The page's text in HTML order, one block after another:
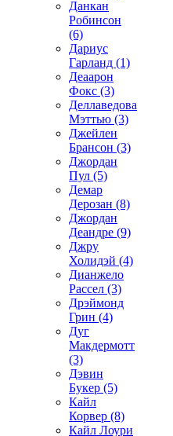
Данкан
Робинсон
(6)
Дариус
Гарланд (1)
Деаарон
Фокс (3)
Деллаведова
Мэттью (3)
Джейлен
Брансон (3)
Джордан
Пул (5)
Демар
Дерозан (8)
Джордан
Деандре (9)
Джру
Холидэй (4)
Дианжело
Рассел (3)
Дрэймонд
Грин (4)
Дуг
Макдермотт
(3)
Дэвин
Букер (5)
Кайл
Корвер (8)
Кайл Лоури